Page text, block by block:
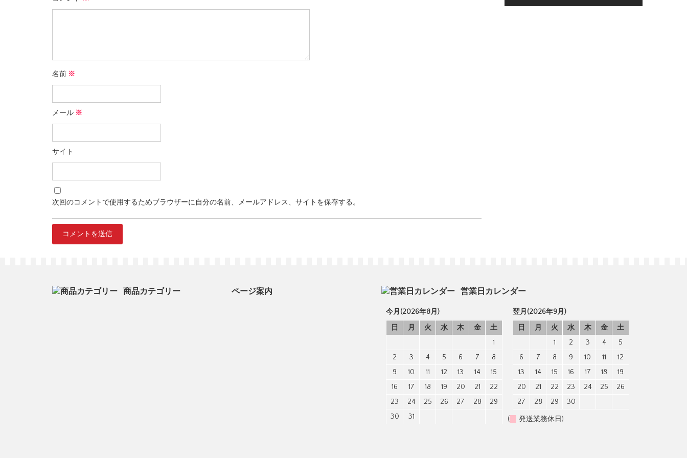
名前 ※
メール ※
サイト
次回のコメントで使用するためブラウザーに自分の名前、メールアドレス、サイトを保存する。
商品カテゴリー ページ案内 営業日カレンダー
今月(2026年8月)
日
月 火 水 木 金
土
1
2
3 4 5 6 7
8
9
10 11 12 13 14
15
16
17 18 19 20 21
22
23
24 25 26 27 28
29
30
31
翌月(2026年9月)
日
月 火 水 木 金
土
1
2 3 4
5
6
7 8 9 10 11
12
13
14 15 16 17 18
19
20
21 22 23 24 25
26
27
28 29 30
( 発送業務休日)